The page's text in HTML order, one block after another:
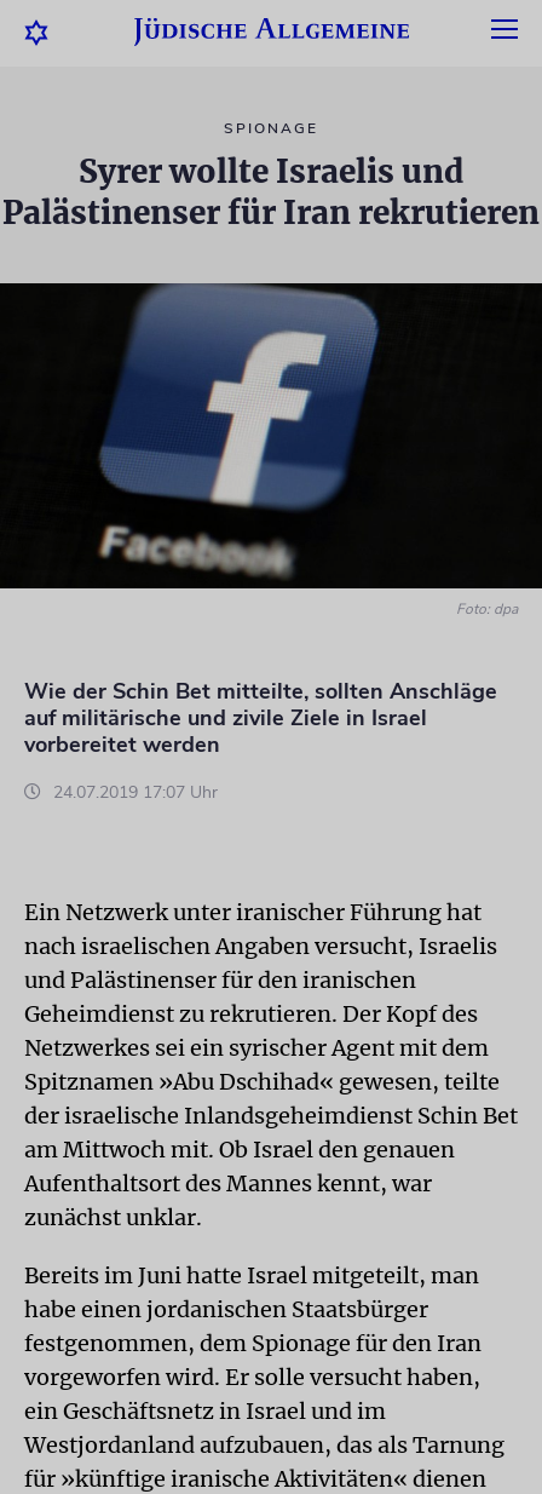
SPIONAGE
Syrer wollte Israelis und
Palästinenser für Iran rekrutieren
Foto: dpa
Wie der Schin Bet mitteilte, sollten Anschläge
auf militärische und zivile Ziele in Israel
vorbereitet werden
24.07.2019 17:07 Uhr
Ein Netzwerk unter iranischer Führung hat
nach israelischen Angaben versucht, Israelis
und Palästinenser für den iranischen
Geheimdienst zu rekrutieren. Der Kopf des
Netzwerkes sei ein syrischer Agent mit dem
Spitznamen »Abu Dschihad« gewesen, teilte
der israelische Inlandsgeheimdienst Schin Bet
am Mittwoch mit. Ob Israel den genauen
Aufenthaltsort des Mannes kennt, war
zunächst unklar.
Bereits im Juni hatte Israel mitgeteilt, man
habe einen jordanischen Staatsbürger
festgenommen, dem Spionage für den Iran
vorgeworfen wird. Er solle versucht haben,
ein Geschäftsnetz in Israel und im
Westjordanland aufzubauen, das als Tarnung
für »künftige iranische Aktivitäten« dienen